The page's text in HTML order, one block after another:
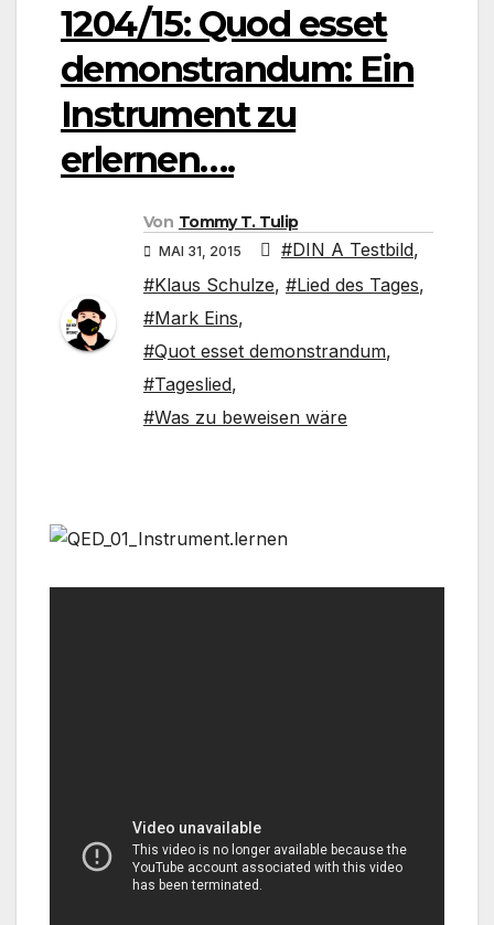
1204/15: Quod esset
demonstrandum: Ein
Instrument zu
erlernen….
Von Tommy T. Tulip
MAI 31, 2015 #DIN A Testbild,
#Klaus Schulze, #Lied des Tages,
#Mark Eins,
#Quot esset demonstrandum,
#Tageslied,
#Was zu beweisen wäre